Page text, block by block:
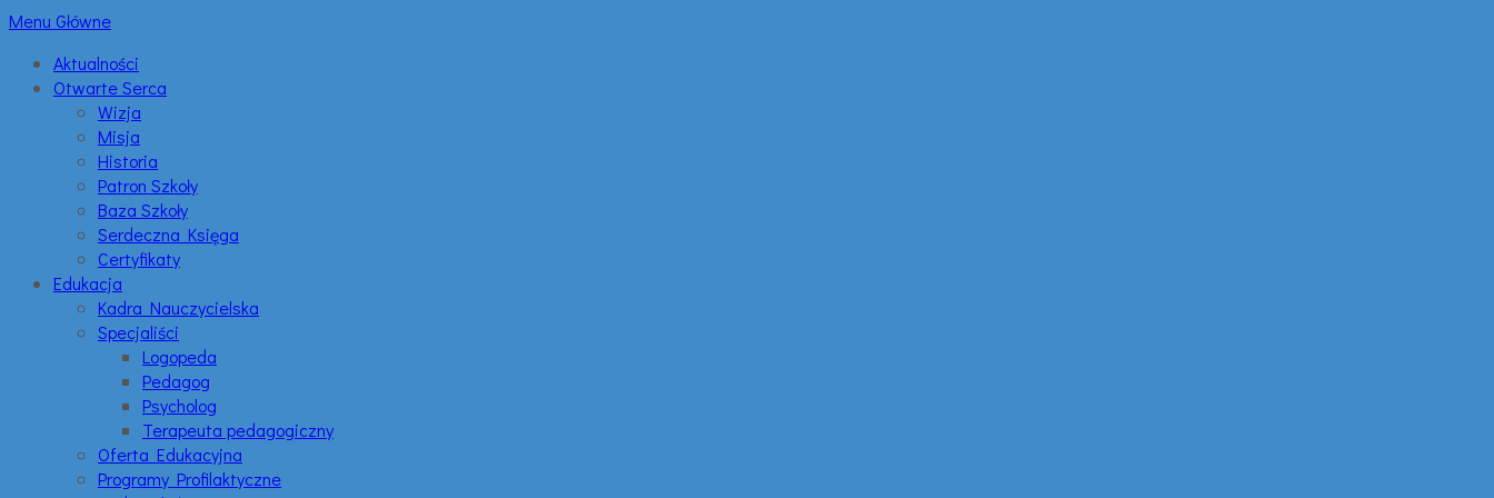
Menu Główne
Aktualności
Otwarte Serca
Wizja
Misja
Historia
Patron Szkoły
Baza Szkoły
Serdeczna Księga
Certyfikaty
Edukacja
Kadra Nauczycielska
Specjaliści
Logopeda
Pedagog
Psycholog
Terapeuta pedagogiczny
Oferta Edukacyjna
Programy Profilaktyczne